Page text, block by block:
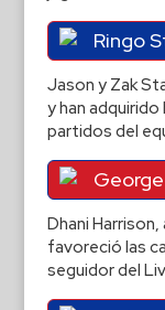
Ringo
Jason y Zak
y han
partidos del
Dhani
favoreció las
seguidor del